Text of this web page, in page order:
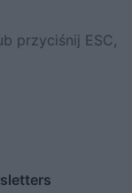
przyciśnij ESC,